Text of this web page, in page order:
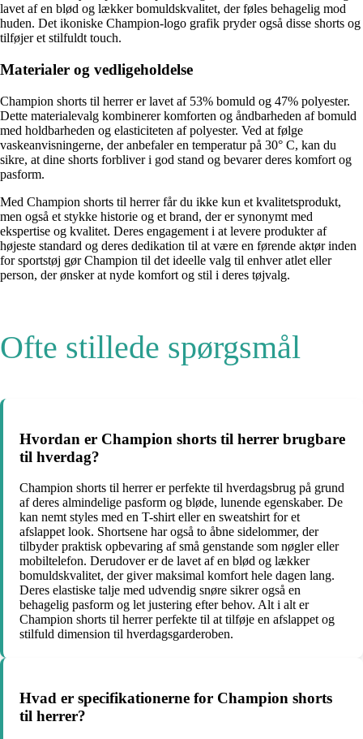
lavet af en blød og lækker bomuldskvalitet, der føles behagelig mod
huden. Det ikoniske Champion-logo grafik pryder også disse shorts og
tilføjer et stilfuldt touch.
Materialer og vedligeholdelse
Champion shorts til herrer er lavet af 53% bomuld og 47% polyester.
Dette materialevalg kombinerer komforten og åndbarheden af ​​bomuld
med holdbarheden og elasticiteten af ​​polyester. Ved at følge
vaskeanvisningerne, der anbefaler en temperatur på 30° C, kan du
sikre, at dine shorts forbliver i god stand og bevarer deres komfort og
pasform.
Med Champion shorts til herrer får du ikke kun et kvalitetsprodukt,
men også et stykke historie og et brand, der er synonymt med
ekspertise og kvalitet. Deres engagement i at levere produkter af
højeste standard og deres dedikation til at være en førende aktør inden
for sportstøj gør Champion til det ideelle valg til enhver atlet eller
person, der ønsker at nyde komfort og stil i deres tøjvalg.
Ofte stillede spørgsmål
Hvordan er Champion shorts til herrer brugbare
til hverdag?
Champion shorts til herrer er perfekte til hverdagsbrug på grund
af deres almindelige pasform og bløde, lunende egenskaber. De
kan nemt styles med en T-shirt eller en sweatshirt for et
afslappet look. Shortsene har også to åbne sidelommer, der
tilbyder praktisk opbevaring af små genstande som nøgler eller
mobiltelefon. Derudover er de lavet af en blød og lækker
bomuldskvalitet, der giver maksimal komfort hele dagen lang.
Deres elastiske talje med udvendig snøre sikrer også en
behagelig pasform og let justering efter behov. Alt i alt er
Champion shorts til herrer perfekte til at tilføje en afslappet og
stilfuld dimension til hverdagsgarderoben.
Hvad er specifikationerne for Champion shorts
til herrer?